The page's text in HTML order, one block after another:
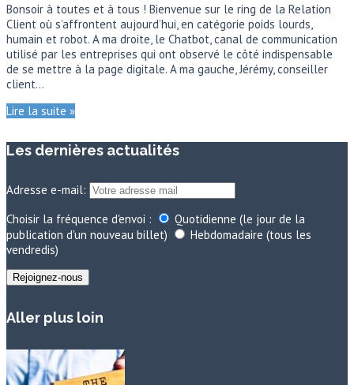
Bonsoir à toutes et à tous ! Bienvenue sur le ring de la Relation
Client où s’affrontent aujourd’hui, en catégorie poids lourds,
humain et robot. A ma droite, le Chatbot, canal de communication
utilisé par les entreprises qui ont observé le côté indispensable
de se mettre à la page digitale. A ma gauche, Jérémy, conseiller
client…
Lire la suite »
Les dernières actualités
Adresse e-mail:
Choisir la fréquence d'envoi :
Quotidienne (le jour de la
publication d'un nouveau billet)
Hebdomadaire (tous les
vendredis)
Aller plus loin